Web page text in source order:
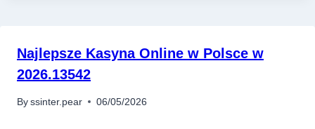
Najlepsze Kasyna Online w Polsce w
2026.13542
By ssinter.pear 06/05/2026